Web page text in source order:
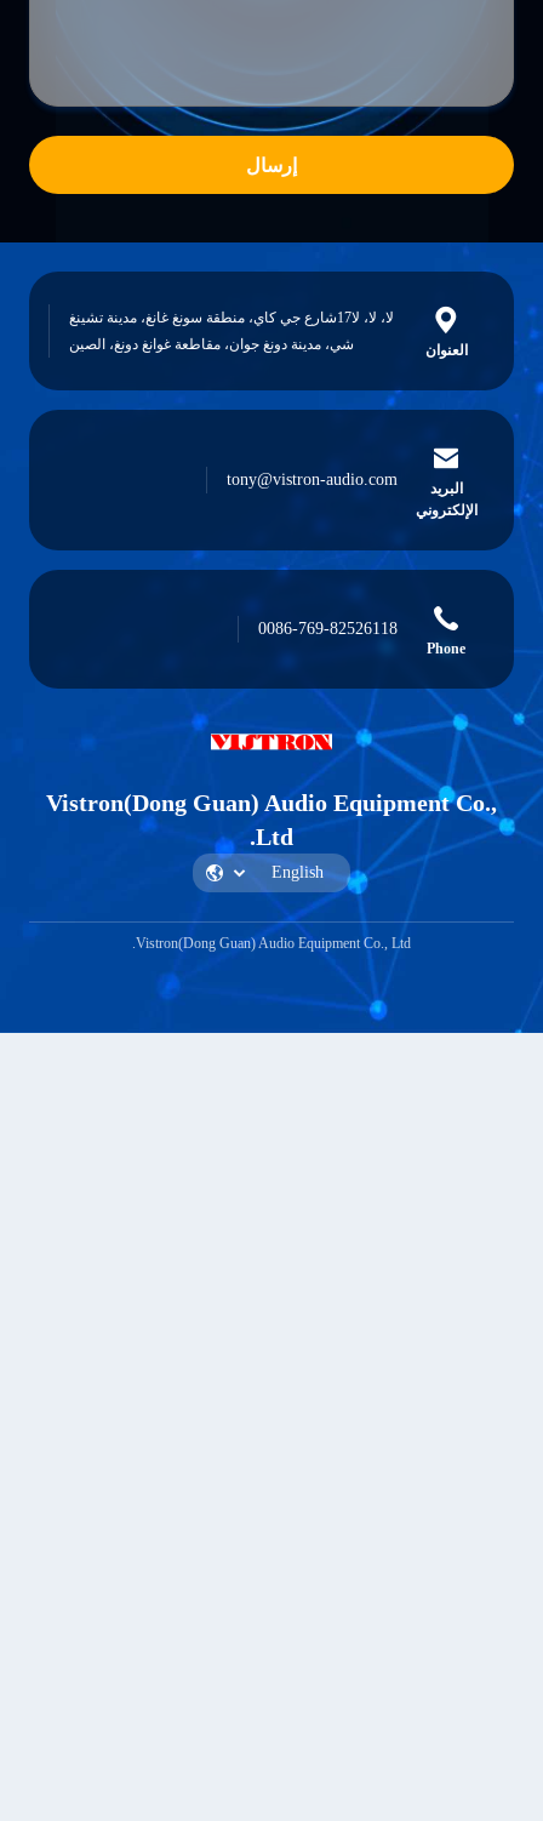
لا، لا، لا17شارع جي كاي، منطقة سونغ غانغ، مدينة تشينغ
شي، مدينة دونغ جوان، مقاطعة غوانغ دونغ، الصين
tony@vistron-audio.com
0086-769-82526118
Vistron(Dong Guan) Audio
Ltd.
Vistron(Dong Guan) Audio Equipment Co., Ltd.